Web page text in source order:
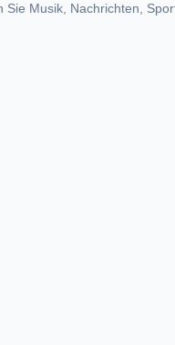
Musik, Nachrichten,